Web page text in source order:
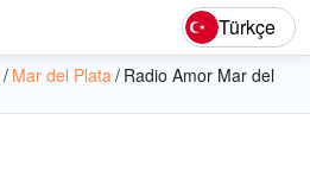
Türkçe
Mar del Plata Radio Amor Mar del